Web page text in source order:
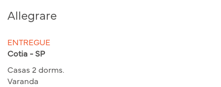
Allegrare
ENTREGUE
Cotia - SP
Casas 2 dorms.
Varanda